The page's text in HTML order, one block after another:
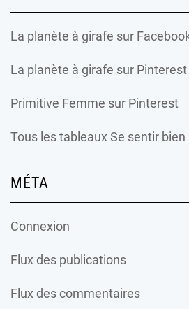
La planète à girafe sur
La planète à girafe sur
Primitive Femme sur Pinterest
Tous les tableaux Se sentir
MÉTA
Connexion
Flux des publications
Flux des commentaires